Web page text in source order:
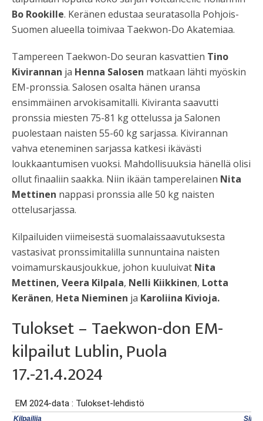
Bo Rookille. Keränen edustaa seuratasolla Pohjois-
Suomen alueella toimivaa Taekwon-Do Akatemiaa.
Tampereen Taekwon-Do seuran kasvattien Tino
Kivirannan ja Henna Salosen matkaan lähti myöskin
EM-pronssia. Salosen osalta hänen uransa
ensimmäinen arvokisamitalli. Kiviranta saavutti
pronssia miesten 75-81 kg ottelussa ja Salonen
puolestaan naisten 55-60 kg sarjassa. Kivirannan
vahva eteneminen sarjassa katkesi ikävästi
loukkaantumisen vuoksi. Mahdollisuuksia hänellä olisi
ollut finaaliin saakka. Niin ikään tamperelainen Nita
Mettinen nappasi pronssia alle 50 kg naisten
ottelusarjassa.
Kilpailuiden viimeisestä suomalaissaavutuksesta
vastasivat pronssimitalilla sunnuntaina naisten
voimamurskausjoukkue, johon kuuluivat Nita
Mettinen, Veera Kilpala, Nelli Kiikkinen, Lotta
Keränen, Heta Nieminen ja Karoliina Kivioja.
Tulokset – Taekwon-don EM-
kilpailut Lublin, Puola
17.-21.4.2024